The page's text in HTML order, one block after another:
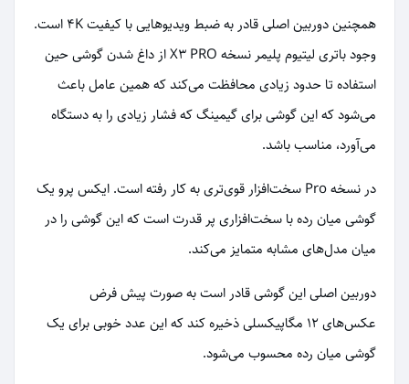
همچنین دوربین اصلی قادر به ضبط ویدیوهایی با کیفیت 4K است.
وجود باتری لیتیوم پلیمر نسخه X3 PRO از داغ شدن گوشی حین
استفاده تا حدود زیادی محافظت می‌کند که همین عامل باعث
می‌شود که این گوشی برای گیمینگ که فشار زیادی را به دستگاه
می‌آورد، مناسب باشد.
در نسخه Pro سخت‌افزار قوی‌تری به کار رفته است. ایکس پرو یک
گوشی میان رده با سخت‌افزاری پر قدرت است که این گوشی را در
میان مدل‌های مشابه متمایز می‌کند.
دوربین اصلی این گوشی قادر است به صورت پیش فرض
عکس‌های ۱۲ مگاپیکسلی ذخیره کند که این عدد خوبی برای یک
گوشی میان رده محسوب می‌شود.